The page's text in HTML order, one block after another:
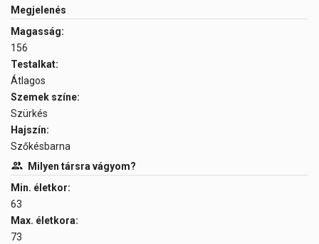
Megjelenés
Magasság:
156
Testalkat:
Átlagos
Szemek színe:
Szürkés
Hajszín:
Szőkésbarna
Milyen társra vágyom?
Min. életkor:
63
Max. életkora:
73